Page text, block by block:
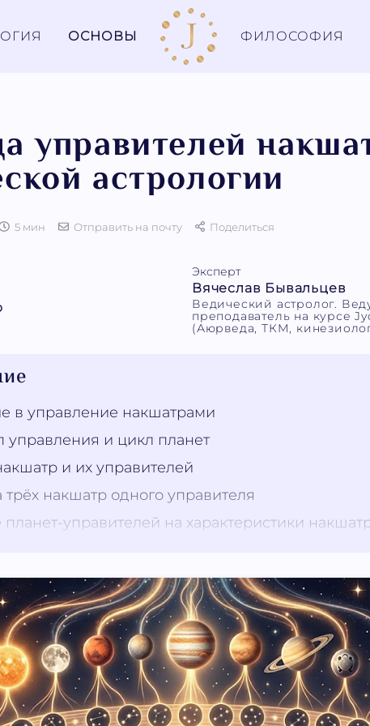
ОСНОВЫ ФИЛОСОФИЯ
управителей
астрологии
5 мин Отправить на почту Поделиться
Эксперт
Вячеслав Бывальцев
Ведический астролог.
преподаватель на курсе
(Аюрведа, ТКМ,
в управление накшатрами
и цикл планет
и их управителей
накшатр одного управителя
управителей на характеристики